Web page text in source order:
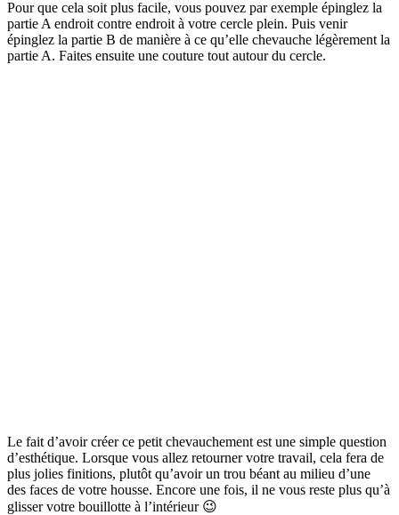
Pour que cela soit plus facile, vous pouvez par exemple épinglez la
partie A endroit contre endroit à votre cercle plein. Puis venir
épinglez la partie B de manière à ce qu’elle chevauche légèrement la
partie A. Faites ensuite une couture tout autour du cercle.
Le fait d’avoir créer ce petit chevauchement est une simple question
d’esthétique. Lorsque vous allez retourner votre travail, cela fera de
plus jolies finitions, plutôt qu’avoir un trou béant au milieu d’une
des faces de votre housse. Encore une fois, il ne vous reste plus qu’à
glisser votre bouillotte à l’intérieur 😉